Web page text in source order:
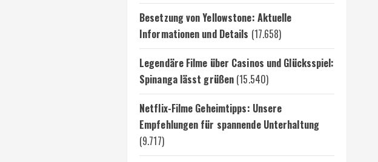
Besetzung von Yellowstone: Aktuelle
Informationen und Details (17.658)
Legendäre Filme über Casinos und Glücksspiel:
Spinanga lässt grüßen (15.540)
Netflix-Filme Geheimtipps: Unsere
Empfehlungen für spannende Unterhaltung
(9.717)